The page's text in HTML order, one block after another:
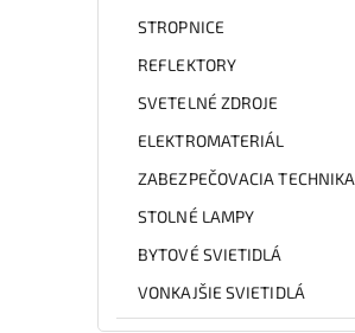
STROPNICE
REFLEKTORY
SVETELNÉ ZDROJE
ELEKTROMATERIÁL
ZABEZPEČOVACIA TECHNIKA
STOLNÉ LAMPY
BYTOVÉ SVIETIDLÁ
VONKAJŠIE SVIETIDLÁ